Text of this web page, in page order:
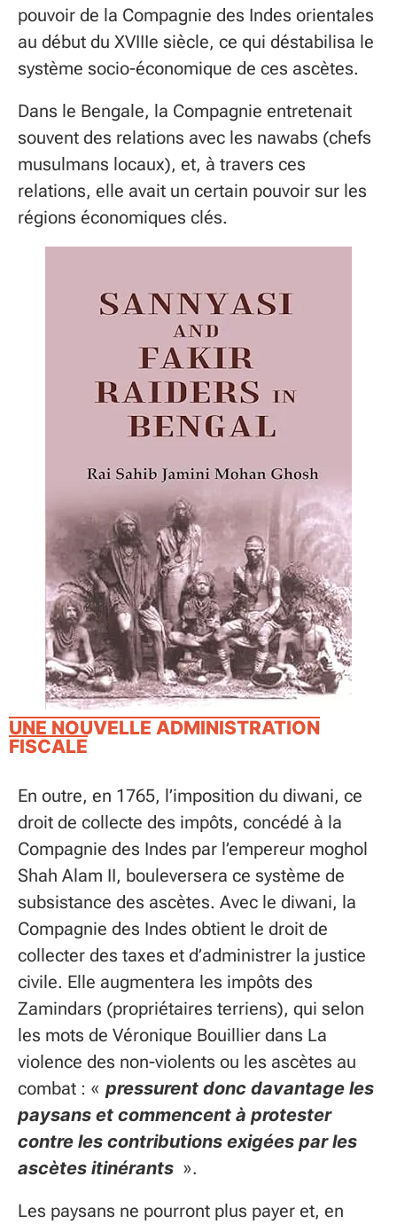
pouvoir de la Compagnie des Indes orientales
au début du XVIIIe siècle, ce qui déstabilisa le
système socio-économique de ces ascètes.
Dans le Bengale, la Compagnie entretenait
souvent des relations avec les nawabs (chefs
musulmans locaux), et, à travers ces
relations, elle avait un certain pouvoir sur les
régions économiques clés.
UNE NOUVELLE ADMINISTRATION
FISCALE
En outre, en 1765, l’imposition du diwani, ce
droit de collecte des impôts, concédé à la
Compagnie des Indes par l’empereur moghol
Shah Alam II, bouleversera ce système de
subsistance des ascètes. Avec le diwani, la
Compagnie des Indes obtient le droit de
collecter des taxes et d’administrer la justice
civile. Elle augmentera les impôts des
Zamindars (propriétaires terriens), qui selon
les mots de Véronique Bouillier dans La
violence des non-violents ou les ascètes au
combat : « pressurent donc davantage les
paysans et commencent à protester
contre les contributions exigées par les
ascètes itinérants ».
Les paysans ne pourront plus payer et, en